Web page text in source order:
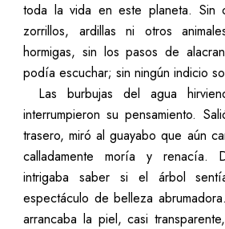
toda la vida en este planeta. Sin
zorrillos, ardillas ni otros
hormigas, sin los pasos de
podía escuchar; sin ningún indicio
Las burbujas del agua
interrumpieron su pensamiento.
trasero, miró al guayabo que aún
calladamente moría y renacía.
intrigaba saber si el árbol
espectáculo de belleza
arrancaba la piel, casi